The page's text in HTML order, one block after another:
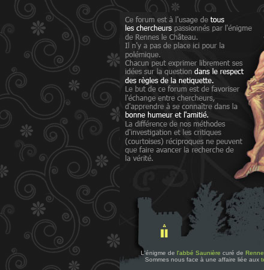
L'énigme de l'abbé Saunière curé de
Sommes nous face à une affaire liée aux